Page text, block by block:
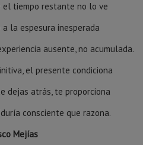
el tiempo restante no lo ve
a la espesura inesperada
experiencia ausente, no
el presente condiciona
dejas atrás, te proporciona
consciente que razona.
Mejías